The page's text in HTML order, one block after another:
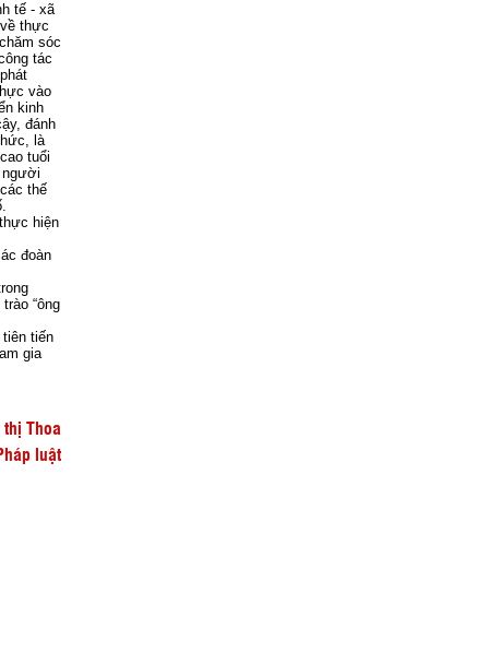
tế - xã
thực
sóc
tác
vào
kinh
đánh
là
tuổi
người
thế
hiện
đoàn
“ông
tiến
gia
thị Thoa
luật